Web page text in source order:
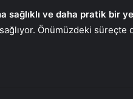
sağlıklı ve daha pratik bir
Önümüzdeki süreçte